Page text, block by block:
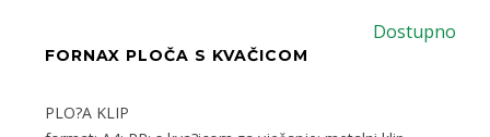
Dostupno
FORNAX PLOČA S KVAČICOM
PLO?A KLIP